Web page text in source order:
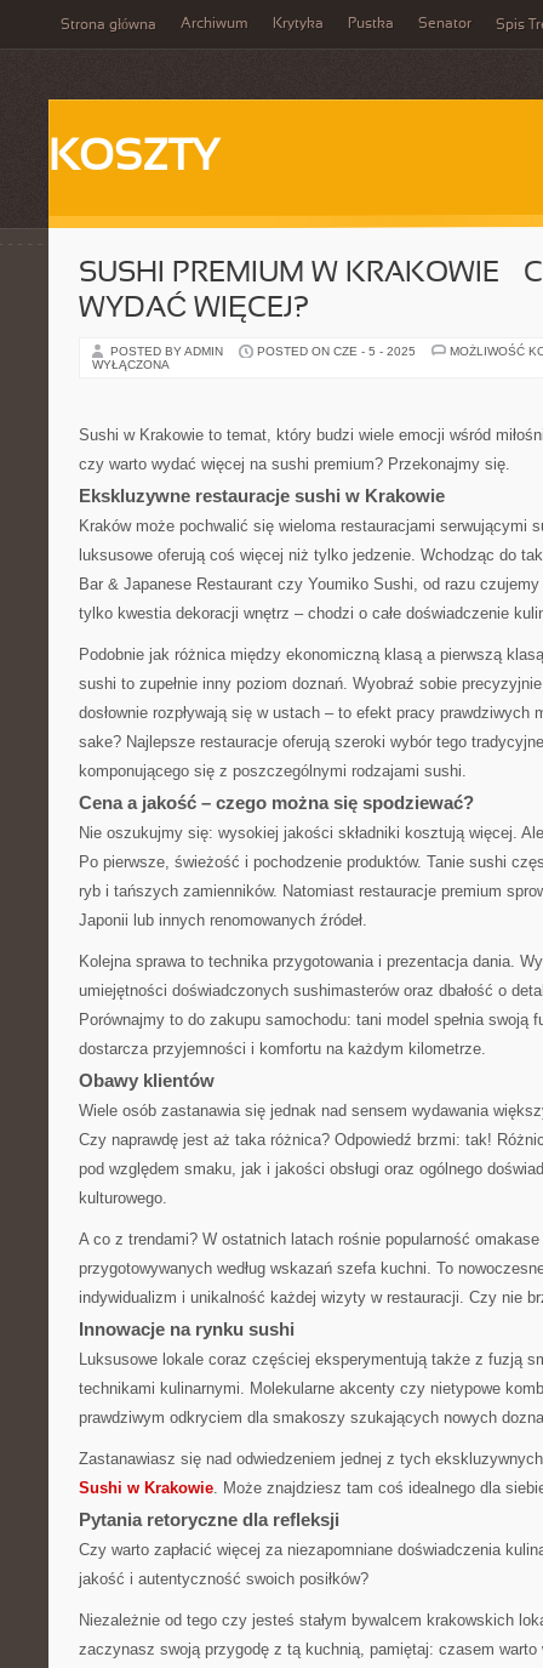
Strona główna Archiwum Krytyka Pustka Senator Spis
KOSZTY
SUSHI PREMIUM W KRAKOWIE –
WYDAĆ WIĘCEJ?
POSTED BY ADMIN POSTED ON CZE - 5 - 2025
MOŻLIWOŚĆ
WYŁĄCZONA
Sushi w Krakowie to temat, który budzi wiele emocji wśród
czy warto wydać więcej na sushi premium? Przekonajmy się.
Ekskluzywne restauracje sushi w Krakowie
Kraków może pochwalić się wieloma restauracjami serwującymi
luksusowe oferują coś więcej niż tylko jedzenie. Wchodząc do
Bar & Japanese Restaurant czy Youmiko Sushi, od razu
tylko kwestia dekoracji wnętrz – chodzi o całe doświadczenie
Podobnie jak różnica między ekonomiczną klasą a pierwszą
sushi to zupełnie inny poziom doznań. Wyobraź sobie
dosłownie rozpływają się w ustach – to efekt pracy prawdziwych
sake? Najlepsze restauracje oferują szeroki wybór tego
komponującego się z poszczególnymi rodzajami sushi.
Cena a jakość – czego można się spodziewać?
Nie oszukujmy się: wysokiej jakości składniki kosztują więcej.
Po pierwsze, świeżość i pochodzenie produktów. Tanie sushi
ryb i tańszych zamienników. Natomiast restauracje premium
Japonii lub innych renomowanych źródeł.
Kolejna sprawa to technika przygotowania i prezentacja dania.
umiejętności doświadczonych sushimasterów oraz dbałość o
Porównajmy to do zakupu samochodu: tani model spełnia swoją
dostarcza przyjemności i komfortu na każdym kilometrze.
Obawy klientów
Wiele osób zastanawia się jednak nad sensem wydawania
Czy naprawdę jest aż taka różnica? Odpowiedź brzmi: tak!
pod względem smaku, jak i jakości obsługi oraz ogólnego
kulturowego.
A co z trendami? W ostatnich latach rośnie popularność
przygotowywanych według wskazań szefa kuchni. To
indywidualizm i unikalność każdej wizyty w restauracji. Czy nie
Innowacje na rynku sushi
Luksusowe lokale coraz częściej eksperymentują także z fuzją
technikami kulinarnymi. Molekularne akcenty czy nietypowe
prawdziwym odkryciem dla smakoszy szukających nowych
Zastanawiasz się nad odwiedzeniem jednej z tych
Sushi w Krakowie. Może znajdziesz tam coś idealnego dla
Pytania retoryczne dla refleksji
Czy warto zapłacić więcej za niezapomniane doświadczenia
jakość i autentyczność swoich posiłków?
Niezależnie od tego czy jesteś stałym bywalcem krakowskich
zaczynasz swoją przygodę z tą kuchnią, pamiętaj: czasem warto